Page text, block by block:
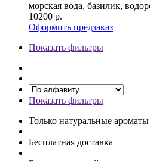
морская вода, базилик,
10200 р.
Оформить предзаказ
Показать фильтры
Показать фильтры
Только натуральные ароматы
Бесплатная доставка